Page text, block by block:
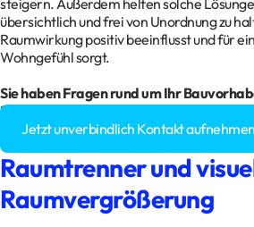
steigern. Außerdem helfen solche
übersichtlich und frei von Unordnung zu
Raumwirkung positiv beeinflusst und für
Wohngefühl sorgt.
Sie haben Fragen rund um Ihr
Baugenehmigung?
Jetzt unverbindlich Kontakt aufnehmen
Raumtrenner und
Raumvergrößerung